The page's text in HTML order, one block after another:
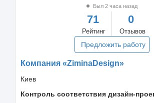
Был 2 часа назад
71
Рейтинг
0
Отзывов
Предложить работу
Компания «ZiminaDesign»
Киев
Контроль соответствия дизайн-